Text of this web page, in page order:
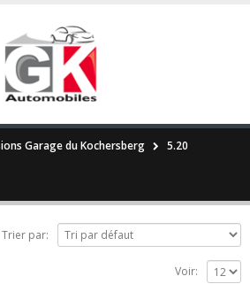
Garage du Kochersberg 5.20
Trier par:
Voir: